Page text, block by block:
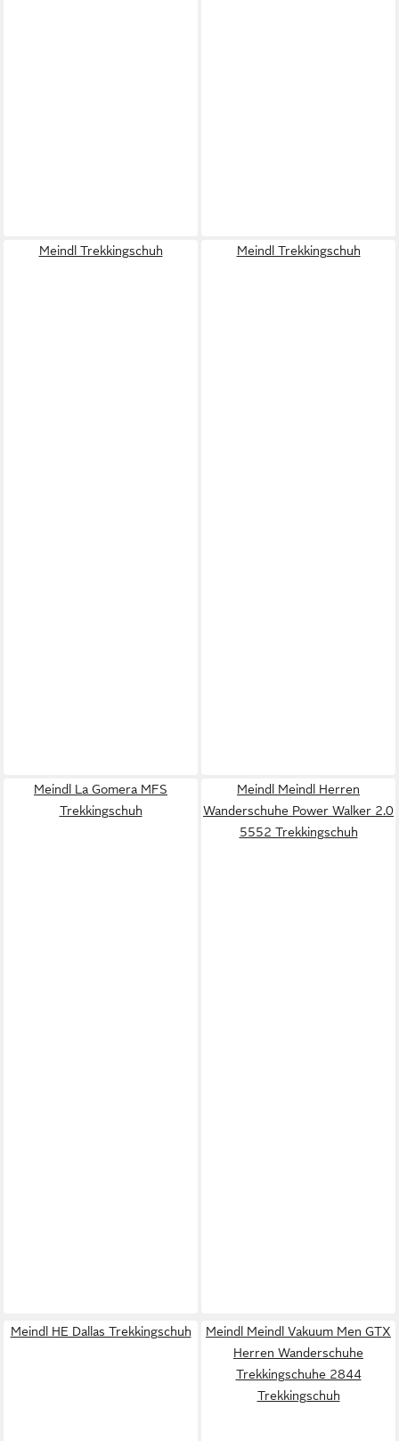
Meindl Trekkingschuh Meindl Trekkingschuh
Meindl La Gomera MFS
Trekkingschuh
Meindl Meindl Herren
Wanderschuhe Power Walker 2.0
5552 Trekkingschuh
Meindl HE Dallas Trekkingschuh
Meindl Meindl Vakuum Men GTX
Herren Wanderschuhe
Trekkingschuhe 2844
Trekkingschuh